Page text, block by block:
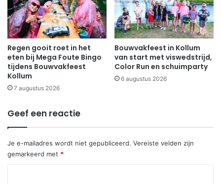
Regen gooit roet in het
eten bij Mega Foute Bingo
tijdens Bouwvakfeest
Kollum
7 augustus 2026
Bouwvakfeest in Kollum
van start met viswedstrijd,
Color Run en schuimparty
6 augustus 2026
Geef een reactie
Je e-mailadres wordt niet gepubliceerd. Vereiste velden zijn
gemarkeerd met *